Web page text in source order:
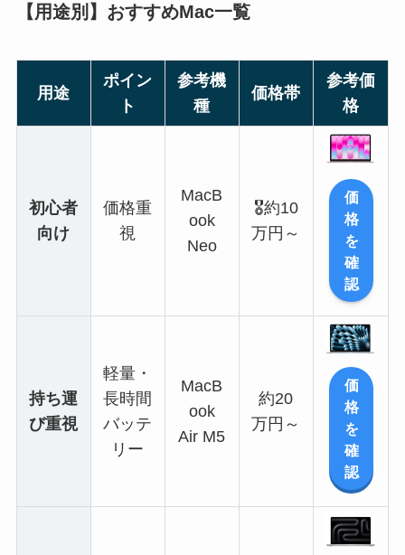
【用途別】おすすめMac一覧
用途
ポイン
ト
参考機
種
価格帯
参考価
格
初心者
向け
価格重
視
MacB
ook
Neo
🎖️約10
万円～
価
格
を
確
認
持ち運
び重視
軽量・
長時間
バッテ
リー
MacB
ook
Air M5
約20
万円～
価
格
を
確
認